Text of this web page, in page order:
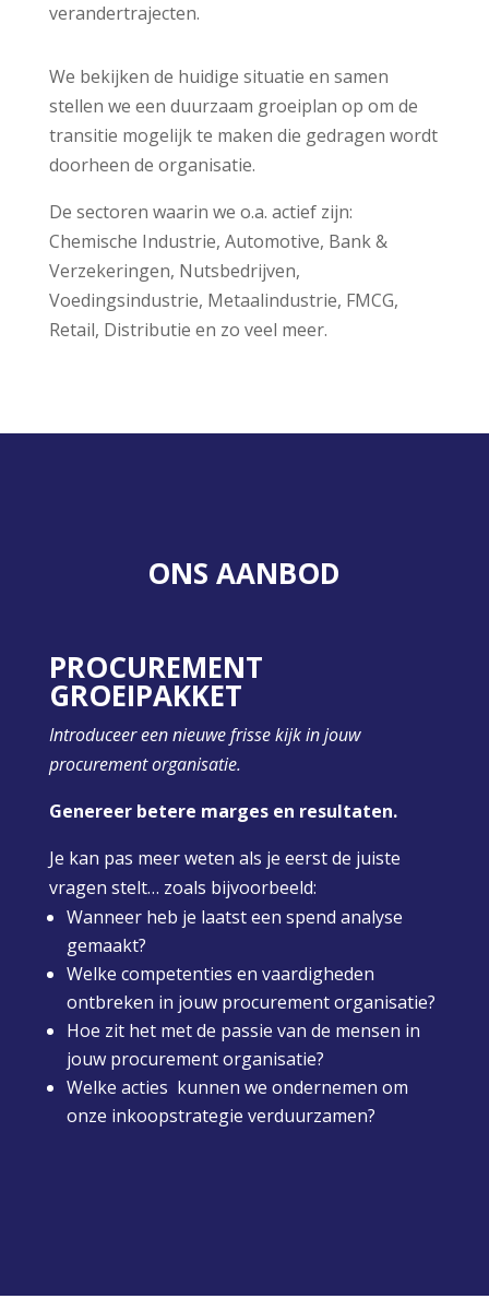
verandertrajecten.
We bekijken de huidige situatie en samen
stellen we een duurzaam groeiplan op om de
transitie mogelijk te maken die gedragen wordt
doorheen de organisatie.
De sectoren waarin we o.a. actief zijn:
Chemische Industrie, Automotive, Bank &
Verzekeringen, Nutsbedrijven,
Voedingsindustrie, Metaalindustrie, FMCG,
Retail, Distributie en zo veel meer.
ONS AANBOD
PROCUREMENT
GROEIPAKKET
Introduceer een nieuwe frisse kijk in jouw
procurement organisatie.
Genereer betere marges en resultaten.
Je kan pas meer weten als je eerst de juiste
vragen stelt… zoals bijvoorbeeld:
Wanneer heb je laatst een spend analyse
gemaakt?
Welke competenties en vaardigheden
ontbreken in jouw procurement organisatie?
Hoe zit het met de passie van de mensen in
jouw procurement organisatie?
Welke acties kunnen we ondernemen om
onze inkoopstrategie verduurzamen?